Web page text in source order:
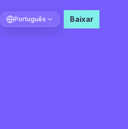
Selecionar idioma
Português Baixar